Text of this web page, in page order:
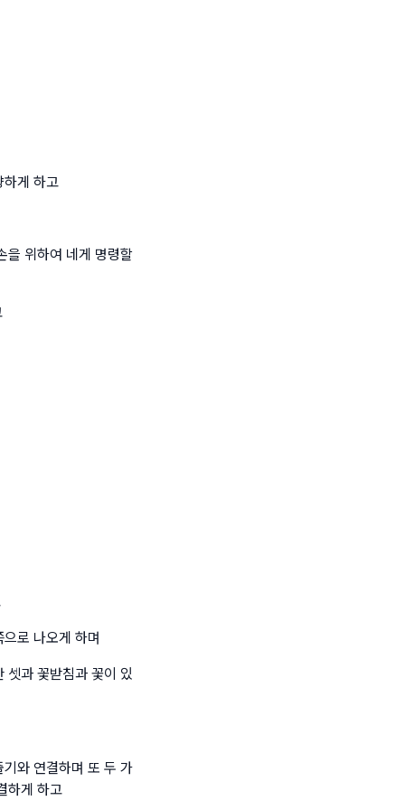
하게 하고
을 위하여 네게 명령할
로 나오게 하며
셋과 꽃받침과 꽃이 있
와 연결하며 또 두 가
하게 하고